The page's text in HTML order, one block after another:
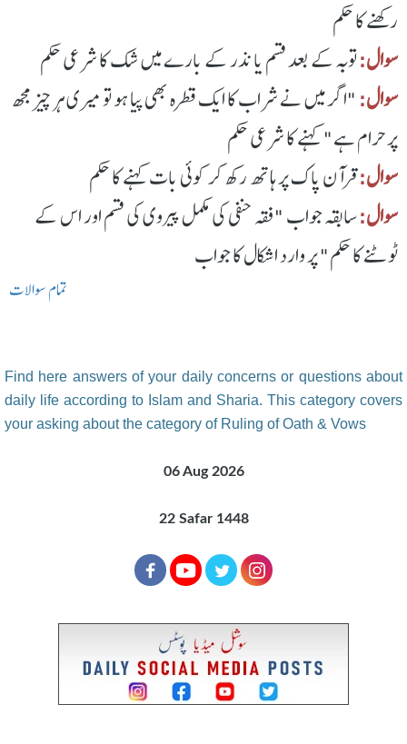
رکھنے کا حکم
سوال:توبہ کے بعد قسم یا نذر کے بارے میں شک کا شرعی حکم
سوال:"اگر میں نے شراب کا ایک قطرہ بھی پیا ہو تو میری ہر چیز مجھ
پر حرام ہے" کہنے کا شرعی حکم
سوال:قرآن پاک پر ہاتھ رکھ کر کوئی بات کہنے کا حکم
سوال:سابقہ جواب "فقہ حنفی کی مکمل پیروی کی قسم اور اس کے
ٹوٹنے کا حکم" پر وارد اشکال کا جواب
تمام سوالات
Find here answers of your daily concerns or questions about
daily life according to Islam and Sharia. This category covers
your asking about the category of Ruling of Oath & Vows
06 Aug 2026
22 Safar 1448